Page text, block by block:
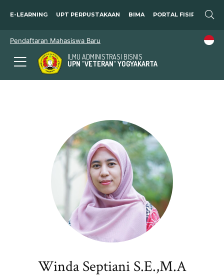
E-LEARNING UPT PERPUSTAKAAN BIMA PORTAL FISIP
Pendaftaran Mahasiswa Baru
ILMU ADMINISTRASI BISNIS
UPN "VETERAN" YOGYAKARTA
Winda Septiani S.E.,M.A